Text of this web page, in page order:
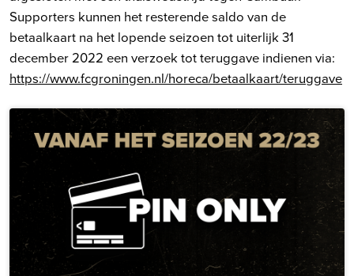
Supporters kunnen het resterende saldo van de
betaalkaart na het lopende seizoen tot uiterlijk 31
december 2022 een verzoek tot teruggave indienen via:
https://www.fcgroningen.nl/horeca/betaalkaart/teruggave